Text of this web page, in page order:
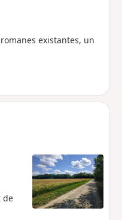
existantes, un
de